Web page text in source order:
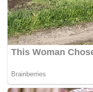
membacakan
Kedua-dua pemimpin
jamuan tengah hari
di antara kedua-dua
penting dalam